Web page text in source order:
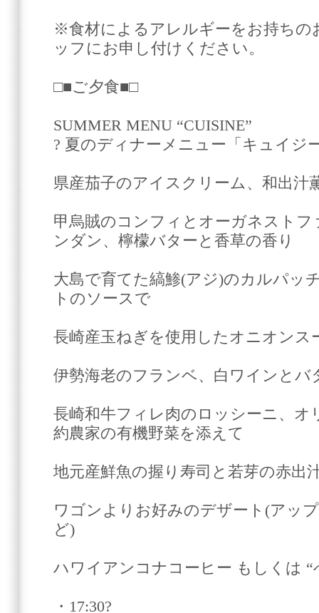
※食材によるアレルギーをお持ちの
ッフにお申し付けください。
□■ご夕食■□
SUMMER MENU “CUISINE”
? 夏のディナーメニュー「キュイジ
県産茄子のアイスクリーム、和出汁
甲烏賊のコンフィとオーガネスト
ンダン、檸檬バターと香草の香り
大島で育てた縞鯵(アジ)のカルパッ
トのソースで
長崎産玉ねぎを使用したオニオンス
伊勢海老のフランベ、白ワインとバ
長崎和牛フィレ肉のロッシーニ、オ
約農家の有機野菜を添えて
地元産鮮魚の握り寿司と若芽の赤出
ワゴンよりお好みのデザート(アッ
ど)
ハワイアンコナコーヒー もしくは “
・17:30?